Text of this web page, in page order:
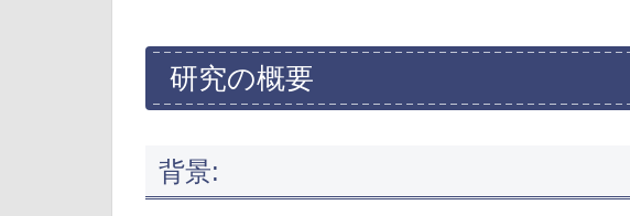
研究の概要
背景: